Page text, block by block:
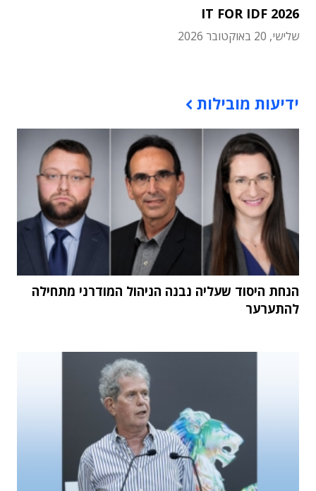
IT FOR IDF 2026
שלישי, 20 באוקטובר 2026
ידיעות מובילות
הנחת היסוד שעליה נבנה הניהול המודרני מתחילה
להתערער